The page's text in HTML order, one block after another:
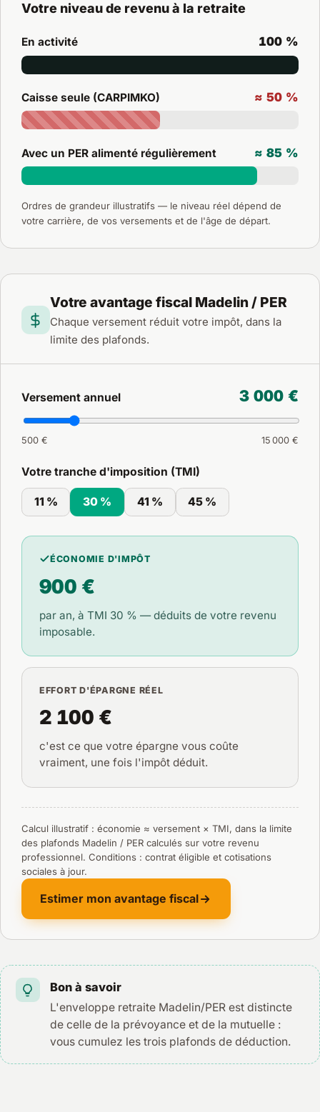
Votre niveau de revenu à la retraite
En activité 100 %
Caisse seule (CARPIMKO) ≈ 50 %
Avec un PER alimenté régulièrement ≈ 85 %
Ordres de grandeur illustratifs — le niveau réel dépend de
votre carrière, de vos versements et de l'âge de départ.
Votre avantage fiscal Madelin / PER
Chaque versement réduit votre impôt, dans la
limite des plafonds.
Versement annuel 3 000 €
500 € 15 000 €
Votre tranche d'imposition (TMI)
11 % 30 % 41 % 45 %
ÉCONOMIE D'IMPÔT
900 €
par an, à TMI 30 % — déduits de votre revenu
imposable.
EFFORT D'ÉPARGNE RÉEL
2 100 €
c'est ce que votre épargne vous coûte
vraiment, une fois l'impôt déduit.
Calcul illustratif : économie ≈ versement × TMI, dans la limite
des plafonds Madelin / PER calculés sur votre revenu
professionnel. Conditions : contrat éligible et cotisations
sociales à jour.
Estimer mon avantage fiscal
Bon à savoir
L'enveloppe retraite Madelin/PER est distincte
de celle de la prévoyance et de la mutuelle :
vous cumulez les trois plafonds de déduction.